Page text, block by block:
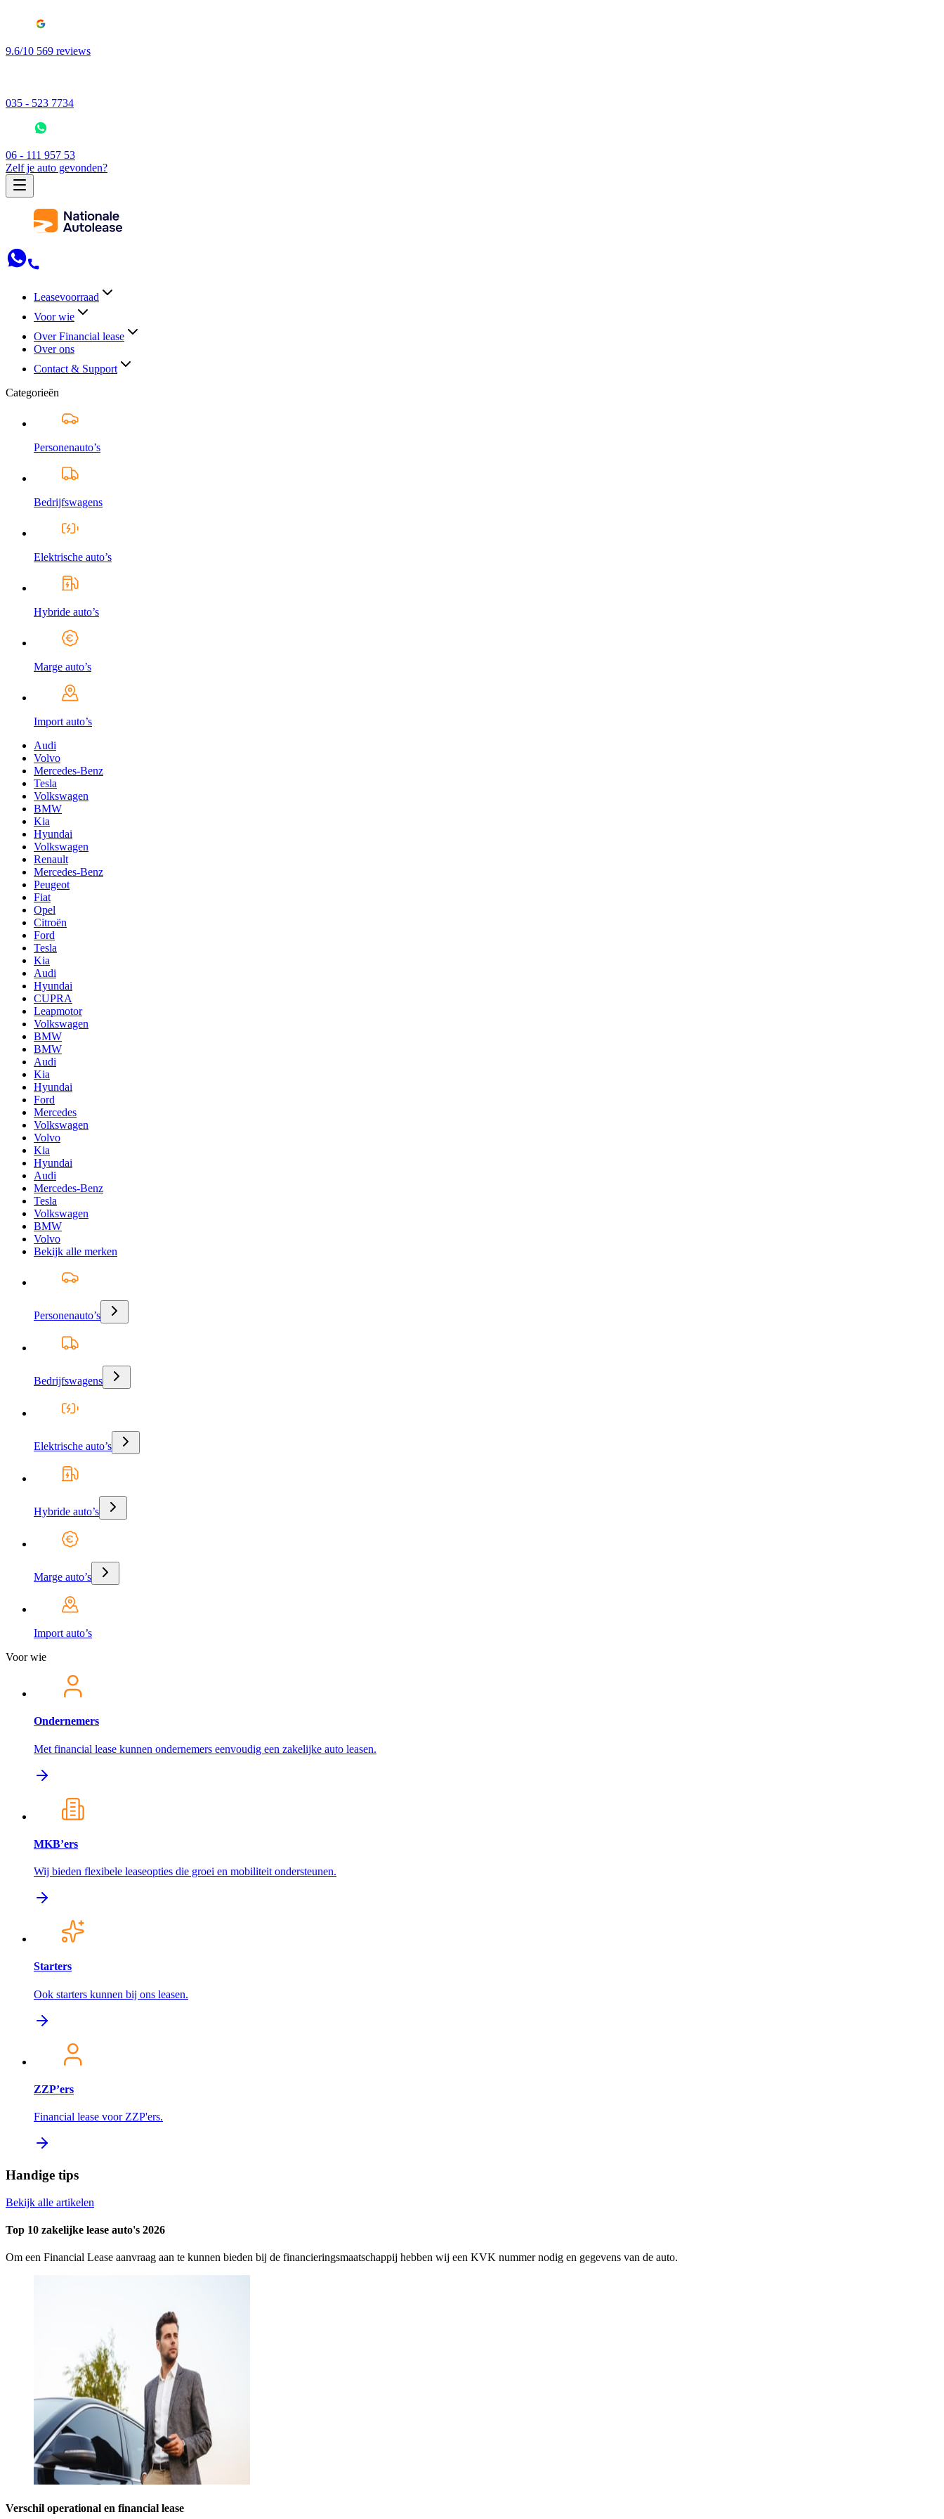
9.6/10 569 reviews
035 - 523 7734
06 - 111 957 53
Zelf je auto gevonden?
Leasevoorraad
Voor wie
Over Financial lease
Over ons
Contact & Support
Categorieën
Personenauto’s
Bedrijfswagens
Elektrische auto’s
Hybride auto’s
Marge auto’s
Import auto’s
Audi
Volvo
Mercedes-Benz
Tesla
Volkswagen
BMW
Kia
Hyundai
Volkswagen
Renault
Mercedes-Benz
Peugeot
Fiat
Opel
Citroën
Ford
Tesla
Kia
Audi
Hyundai
CUPRA
Leapmotor
Volkswagen
BMW
BMW
Audi
Kia
Hyundai
Ford
Mercedes
Volkswagen
Volvo
Kia
Hyundai
Audi
Mercedes-Benz
Tesla
Volkswagen
BMW
Volvo
Bekijk alle merken
Personenauto’s
Bedrijfswagens
Elektrische auto’s
Hybride auto’s
Marge auto’s
Import auto’s
Voor wie
Ondernemers
Met financial lease kunnen ondernemers eenvoudig een zakelijke auto leasen.
MKB’ers
Wij bieden flexibele leaseopties die groei en mobiliteit ondersteunen.
Starters
Ook starters kunnen bij ons leasen.
ZZP’ers
Financial lease voor ZZP'ers.
Handige tips
Bekijk alle artikelen
Top 10 zakelijke lease auto's 2026
Om een Financial Lease aanvraag aan te kunnen bieden bij de financieringsmaatschappij hebben wij een KVK nummer nodig en gegevens van de auto.
Verschil operational en financial lease